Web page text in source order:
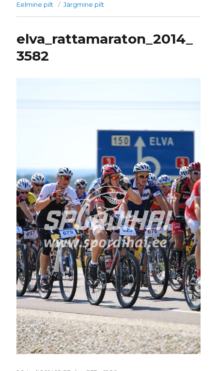
Eelmine pilt Järgmine pilt
elva_rattamaraton_2014_
3582